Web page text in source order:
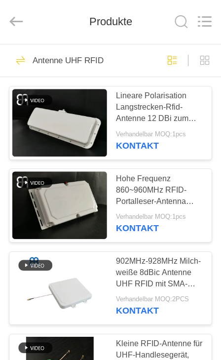
HAUS
PRODUKTE
VIDEOS
SHOW
ÜBER
FABRIK-
AUSFLUG
QUALITÄTSKONTROLLE
SIE
MIT
Technology
Co.,LTD..
Antenne UHF RFID
137
Antenne der langen
Strecken-RFID
59
Kleine RFID-
Antenne
69
Produkte
Antenne UHF RFID
Lineare Polarisation
Langstrecken-Rfid-
Antenne 12 DBi zum
UHFband-Fahrzeug-
Management
Verhandelbar MOQ:1pcs
KONTAKT
Hohe Frequenz
860~960MHz RFID-
Portalleser-Antenna
Narrow Beams Gewinn-
10dBic
Verhandelbar MOQ:1pcs
KONTAKT
902MHz-928MHz Milch-
weiße 8dBic Antenne
UHF RFID mit SMA-
weiblicher Antenne
Verbindungsstück
Verhandelbar MOQ:2PCS
KONTAKT
Kleine RFID-Antenne für
UHF-Handlesegerät,